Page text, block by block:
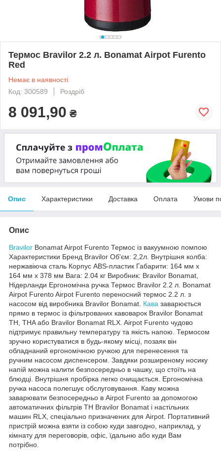
Термос Bravilor 2.2 л. Bonamat Airpot Furento
Red
Немає в наявності
Код: 300589
Роздріб
8 091,90 ₴
Опис Характеристики Доставка Оплата Умови
Опис
Bravilor Bonamat Airpot Furento Термос із вакуумною помпою
Характеристики Бренд Bravilor Об'єм: 2,2л. Внутрішня колба:
нержавіюча сталь Корпус ABS-пластик Габарити: 164 мм х
164 мм х 378 мм Вага: 2.04 кг Виробник: Bravilor Bonamat,
Нідерланди Ергономічна ручка Термос Bravilor 2.2 л. Bonamat
Airpot Furento Airpot Furento переносний термос 2.2 л. з
насосом від виробника Bravilor Bonamat. Кава заварюється
прямо в термос із фільтрованих кавоварок Bravilor Bonamat
TH, THA або Bravilor Bonamat RLX. Airpot Furento чудово
підтримує правильну температуру та якість напою. Термосом
зручно користуватися в будь-якому місці, позаяк він
обладнаний ергономічною ручкою для перенесення та
ручним насосом диспенсером. Завдяки розширеному носику
напій можна налити безпосередньо в чашку, що стоїть на
блюдці. Внутрішня пробірка легко очищається. Ергономічна
ручка насоса полегшує обслуговування. Каву можна
заварювати безпосередньо в Airpot Furento за допомогою
автоматичних фільтрів TH Bravilor Bonamat і настільних
машин RLX, спеціально призначених для Airpot. Портативний
пристрій можна взяти із собою куди завгодно, наприклад, у
кімнату для переговорів, офіс, їдальню або куди Вам
потрібно.